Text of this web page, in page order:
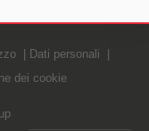
Dati personali
dei cookie